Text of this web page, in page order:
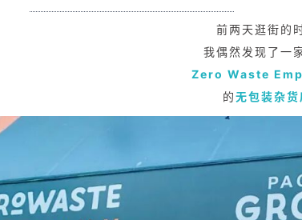
前两天逛街的
我偶然发现了一
Zero Waste
的无包装杂货